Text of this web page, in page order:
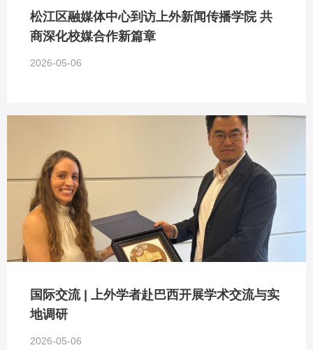
松江区融媒体中心到访上外新闻传播学院 共
商深化校媒合作新篇章
2026-05-06
国际交流 | 上外学者赴巴西开展学术交流与实
地调研
2026-05-06